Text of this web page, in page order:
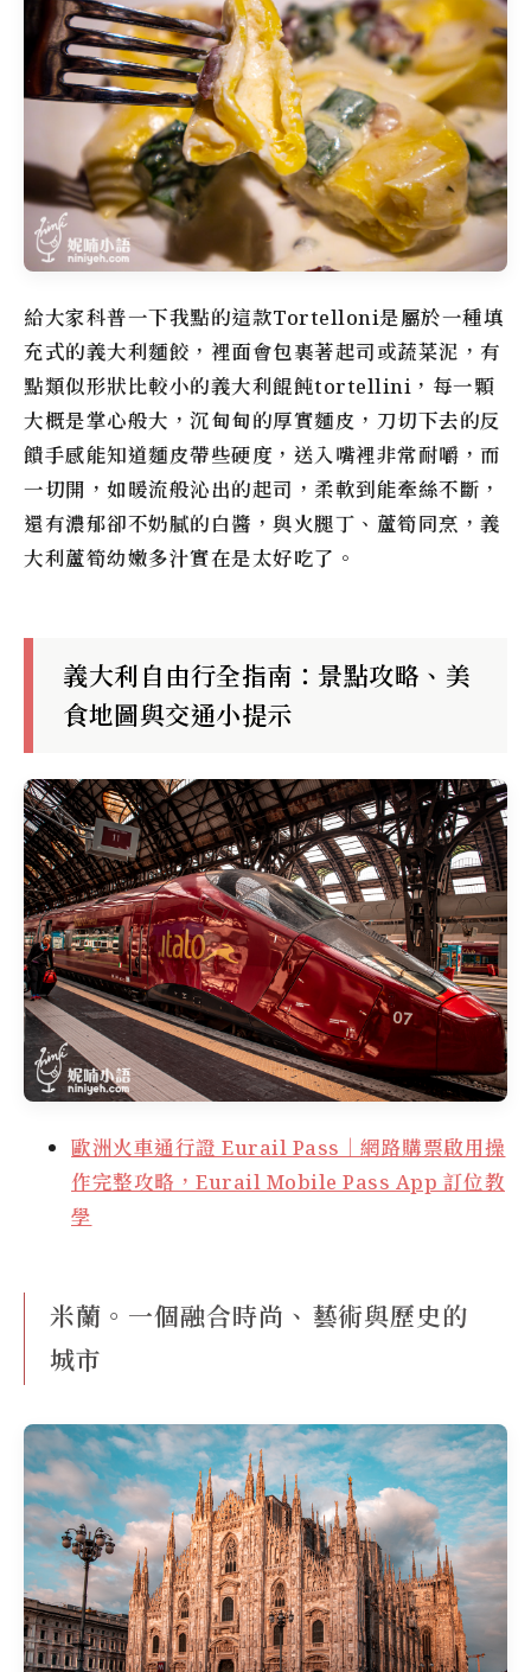
給大家科普一下我點的這款Tortelloni是屬於一種填
充式的義大利麵餃，裡面會包裹著起司或蔬菜泥，有
點類似形狀比較小的義大利餛飩tortellini，每一顆
大概是掌心般大，沉甸甸的厚實麵皮，刀切下去的反
饋手感能知道麵皮帶些硬度，送入嘴裡非常耐嚼，而
一切開，如暖流般沁出的起司，柔軟到能牽絲不斷，
還有濃郁卻不奶膩的白醬，與火腿丁、蘆筍同烹，義
大利蘆筍幼嫩多汁實在是太好吃了。
義大利自由行全指南：景點攻略、美
食地圖與交通小提示
歐洲火車通行證 Eurail Pass｜網路購票啟用操
作完整攻略，Eurail Mobile Pass App 訂位教
學
米蘭。一個融合時尚、藝術與歷史的
城市